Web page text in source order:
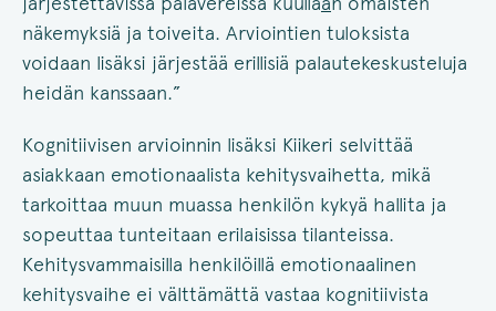
näkemyksiä ja toiveita. Arviointien tuloksista
voidaan lisäksi järjestää erillisiä palautekeskusteluja
heidän kanssaan.”
Kognitiivisen arvioinnin lisäksi Kiikeri selvittää
asiakkaan emotionaalista kehitysvaihetta, mikä
tarkoittaa muun muassa henkilön kykyä hallita ja
sopeuttaa tunteitaan erilaisissa tilanteissa.
Kehitysvammaisilla henkilöillä emotionaalinen
kehitysvaihe ei välttämättä vastaa kognitiivista